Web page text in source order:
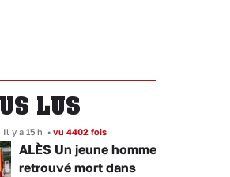
LUS
Il y a 15 h • vu 4402 fois
ALÈS Un jeune homme
retrouvé mort dans